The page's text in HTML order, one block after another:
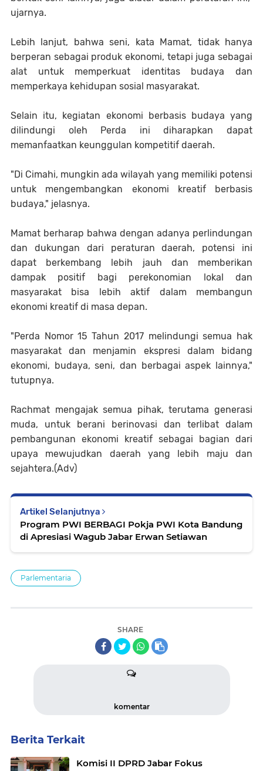
ujarnya.
Lebih lanjut, bahwa seni, kata Mamat, tidak hanya
berperan sebagai produk ekonomi, tetapi juga sebagai
alat untuk memperkuat identitas budaya dan
memperkaya kehidupan sosial masyarakat.
Selain itu, kegiatan ekonomi berbasis budaya yang
dilindungi oleh Perda ini diharapkan dapat
memanfaatkan keunggulan kompetitif daerah.
"Di Cimahi, mungkin ada wilayah yang memiliki potensi
untuk mengembangkan ekonomi kreatif berbasis
budaya," jelasnya.
Mamat berharap bahwa dengan adanya perlindungan
dan dukungan dari peraturan daerah, potensi ini
dapat berkembang lebih jauh dan memberikan
dampak positif bagi perekonomian lokal dan
masyarakat bisa lebih aktif dalam membangun
ekonomi kreatif di masa depan.
"Perda Nomor 15 Tahun 2017 melindungi semua hak
masyarakat dan menjamin ekspresi dalam bidang
ekonomi, budaya, seni, dan berbagai aspek lainnya,"
tutupnya.
Rachmat mengajak semua pihak, terutama generasi
muda, untuk berani berinovasi dan terlibat dalam
pembangunan ekonomi kreatif sebagai bagian dari
upaya mewujudkan daerah yang lebih maju dan
sejahtera.(Adv)
Artikel Selanjutnya
Program PWI BERBAGI Pokja PWI Kota Bandung
di Apresiasi Wagub Jabar Erwan Setiawan
Parlementaria
SHARE
komentar
Berita Terkait
Komisi II DPRD Jabar Fokus